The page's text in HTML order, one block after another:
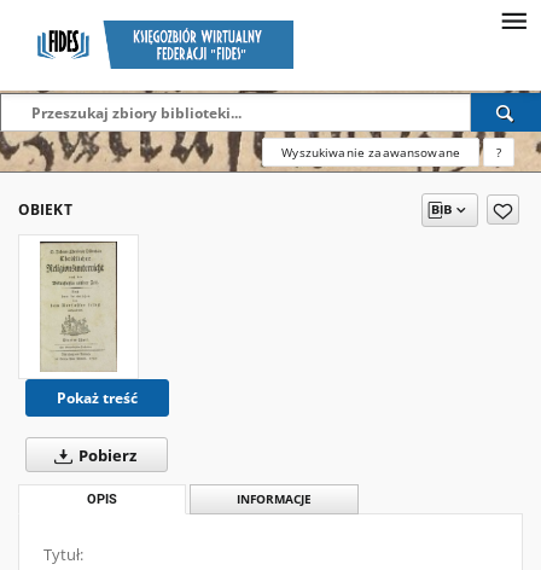
Wyszukiwanie zaawansowane ?
OBIEKT
Pokaż treść
Pobierz
OPIS INFORMACJE
Tytuł: